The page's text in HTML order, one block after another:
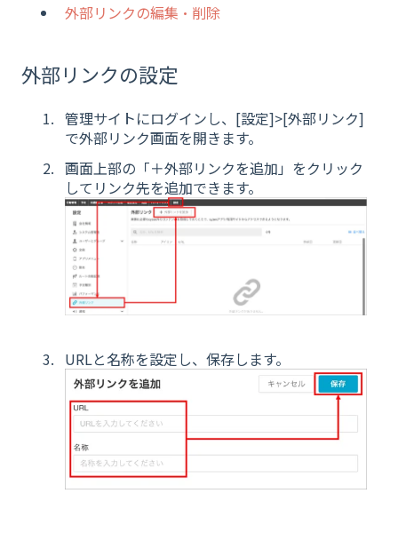
外部リンクの編集・削除
外部リンクの設定
管理サイトにログインし、[設定]>[外部リンク]
で外部リンク画面を開きます。
画面上部の「＋外部リンクを追加」をクリック
してリンク先を追加できます。
URLと名称を設定し、保存します。